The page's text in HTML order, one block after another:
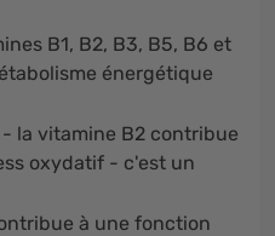
B1, B2, B3, B5, B6 et
énergétique
- la vitamine B2 contribue
oxydatif - c'est un
à une fonction